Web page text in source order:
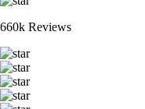
660k Reviews